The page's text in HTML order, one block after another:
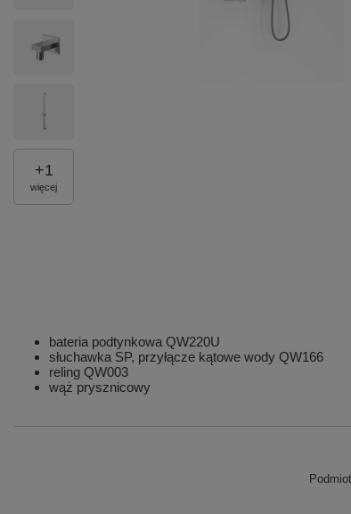
+1
więcej
bateria podtynkowa QW220U
słuchawka SP, przyłącze kątowe wody QW166
reling QW003
wąż prysznicowy